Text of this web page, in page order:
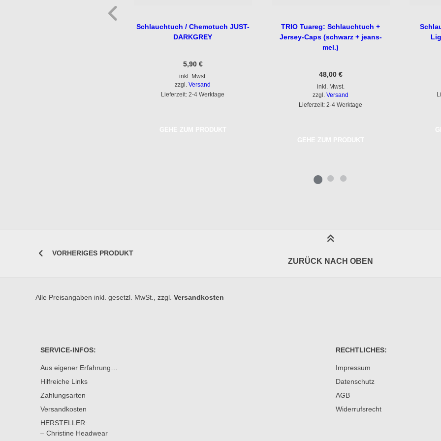
Schlauchtuch / Chemotuch JUST-
DARKGREY
5,90 €
inkl. Mwst.
zzgl.Versand
Lieferzeit: 2-4 Werktage
TRIO Tuareg: Schlauchtuch +
Jersey-Caps (schwarz + jeans-
mel.)
48,00 €
inkl. Mwst.
zzgl.Versand
Lieferzeit: 2-4 Werktage
VORHERIGES PRODUKT
ZURÜCK NACH OBEN
Alle Preisangaben inkl. gesetzl. MwSt., zzgl. Versandkosten
SERVICE-INFOS:
Aus eigener Erfahrung…
Hilfreiche Links
Zahlungsarten
Versandkosten
HERSTELLER:
– Christine Headwear
RECHTLICHES:
Impressum
Datenschutz
AGB
Widerrufsrecht